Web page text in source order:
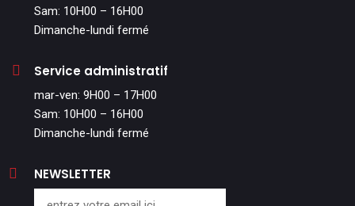
Sam: 10H00 – 16H00
Dimanche-lundi fermé
Service administratif
mar-ven: 9H00 – 17H00
Sam: 10H00 – 16H00
Dimanche-lundi fermé
NEWSLETTER